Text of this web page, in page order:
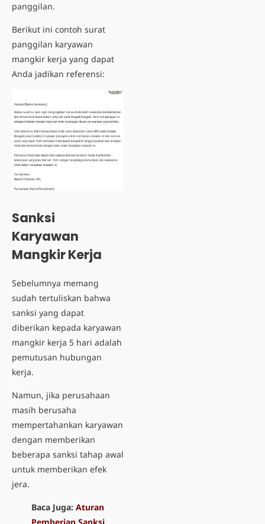
panggilan.
Berikut ini contoh surat
panggilan karyawan
mangkir kerja yang dapat
Anda jadikan referensi:
Sanksi
Karyawan
Mangkir Kerja
Sebelumnya memang
sudah tertuliskan bahwa
sanksi yang dapat
diberikan kepada karyawan
mangkir kerja 5 hari adalah
pemutusan hubungan
kerja.
Namun, jika perusahaan
masih berusaha
mempertahankan karyawan
dengan memberikan
beberapa sanksi tahap awal
untuk memberikan efek
jera.
Baca Juga: Aturan